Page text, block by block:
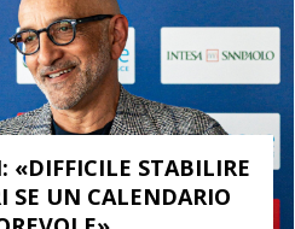
IL CALENDARIO DELLA